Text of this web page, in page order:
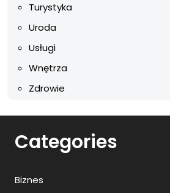
Turystyka
Uroda
Usługi
Wnętrza
Zdrowie
Categories
Biznes